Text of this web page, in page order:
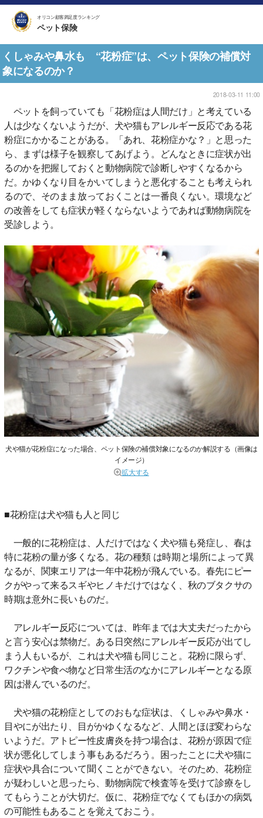
オリコン顧客満足度ランキング
ペット保険
くしゃみや鼻水も “花粉症”は、ペット保険の補償対
象になるのか？
2018-03-11 11:00
ペットを飼っていても「花粉症は人間だけ」と考えている
人は少なくないようだが、犬や猫もアレルギー反応である花
粉症にかかることがある。「あれ、花粉症かな？」と思った
ら、まずは様子を観察してあげよう。どんなときに症状が出
るのかを把握しておくと動物病院で診断しやすくなるから
だ。かゆくなり目をかいてしまうと悪化することも考えられ
るので、そのまま放っておくことは一番良くない。環境など
の改善をしても症状が軽くならないようであれば動物病院を
受診しよう。
犬や猫が花粉症になった場合、ペット保険の補償対象になるのか解説する（画像は
イメージ）
拡大する
■花粉症は犬や猫も人と同じ
一般的に花粉症は、人だけではなく犬や猫も発症し、春は
特に花粉の量が多くなる。花の種類 は時期と場所によって異
なるが、関東エリアは一年中花粉が飛んでいる。春先にピー
クがやって来るスギやヒノキだけではなく、秋のブタクサの
時期は意外に長いものだ。
アレルギー反応については、昨年までは大丈夫だったから
と言う安心は禁物だ。ある日突然にアレルギー反応が出てし
まう人もいるが、これは犬や猫も同じこと。花粉に限らず、
ワクチンや食べ物など日常生活のなかにアレルギーとなる原
因は潜んでいるのだ。
犬や猫の花粉症としてのおもな症状は、くしゃみや鼻水・
目やにが出たり、目がかゆくなるなど、人間とほぼ変わらな
いようだ。アトピー性皮膚炎を持つ場合は、花粉が原因で症
状が悪化してしまう事もあるだろう。困ったことに犬や猫に
症状や具合について聞くことができない。そのため、花粉症
が疑わしいと思ったら、動物病院で検査等を受けて診療をし
てもらうことが大切だ。仮に、花粉症でなくてもほかの病気
の可能性もあることを覚えておこう。